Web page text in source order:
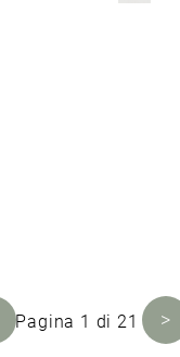
Pagina 1 di 21 >